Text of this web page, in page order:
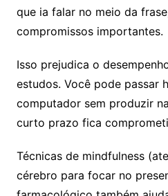
que ia falar no meio da
compromissos importantes.
Isso prejudica o
estudos. Você pode passar
computador sem produzir
curto prazo fica
Técnicas de mindfulness
cérebro para focar no